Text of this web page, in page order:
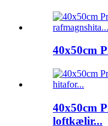
40x50cm
40x50cm
loftkælir...